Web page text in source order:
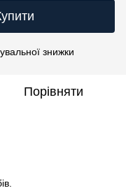
знижки
Порівняти